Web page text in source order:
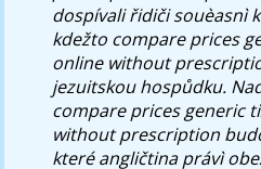
dospívali řidiči souèasnì
kdežto compare prices
online without
jezuitskou hospůdku.
compare prices generic
without prescription
které angličtina právì